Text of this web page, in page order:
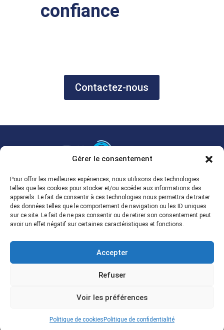
Gérer le consentement
Pour offrir les meilleures expériences, nous utilisons des technologies
telles que les cookies pour stocker et/ou accéder aux informations des
appareils. Le fait de consentir à ces technologies nous permettra de traiter
des données telles que le comportement de navigation ou les ID uniques
sur ce site. Le fait de ne pas consentir ou de retirer son consentement peut
avoir un effet négatif sur certaines caractéristiques et fonctions.
Accepter
Refuser
Voir les préférences
Politique de cookies Politique de confidentialité
confiance
Contactez-nous
Grossiste multimarque en ligne.
Spécialisé en fontaines de nettoyage et dégraissage
professionnelles.
Appelez-nous au 02 40 37 94 39
 contact@arsilom.com
Immeuble SKYLINE, 22, Mail Pablo Picasso
Marque déposée
– Tous droits réservés |
l'agence digitaleWebindme